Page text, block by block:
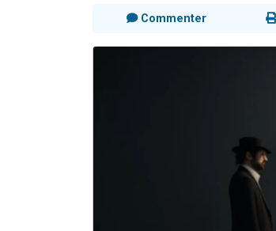
Commenter